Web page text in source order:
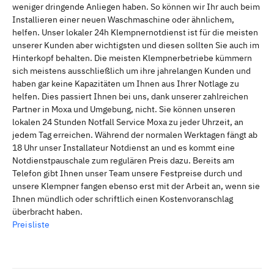
weniger dringende Anliegen haben. So können wir Ihr auch beim
Installieren einer neuen Waschmaschine oder ähnlichem,
helfen. Unser lokaler 24h Klempnernotdienst ist für die meisten
unserer Kunden aber wichtigsten und diesen sollten Sie auch im
Hinterkopf behalten. Die meisten Klempnerbetriebe kümmern
sich meistens ausschließlich um ihre jahrelangen Kunden und
haben gar keine Kapazitäten um Ihnen aus Ihrer Notlage zu
helfen. Dies passiert Ihnen bei uns, dank unserer zahlreichen
Partner in Moxa und Umgebung, nicht. Sie können unseren
lokalen 24 Stunden Notfall Service Moxa zu jeder Uhrzeit, an
jedem Tag erreichen. Während der normalen Werktagen fängt ab
18 Uhr unser Installateur Notdienst an und es kommt eine
Notdienstpauschale zum regulären Preis dazu. Bereits am
Telefon gibt Ihnen unser Team unsere Festpreise durch und
unsere Klempner fangen ebenso erst mit der Arbeit an, wenn sie
Ihnen mündlich oder schriftlich einen Kostenvoranschlag
überbracht haben.
Preisliste